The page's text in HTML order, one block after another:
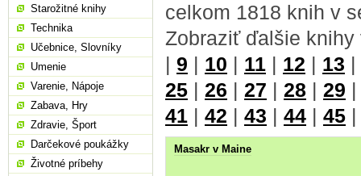
celkom 1818 knih v
Zobraziť ďalšie
| 9 | 10 | 11 | 12 | 13 |
25 | 26 | 27 | 28 | 29
41 | 42 | 43 | 44 | 45
Masakr v Maine
Starožitné knihy
Technika
Učebnice, Slovníky
Umenie
Varenie, Nápoje
Zabava, Hry
Zdravie, Šport
Darčekové poukážky
Životné príbehy